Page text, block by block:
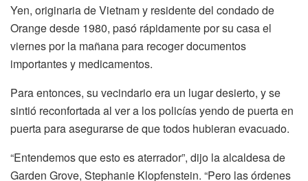
Yen, originaria de Vietnam y residente del condado de
Orange desde 1980, pasó rápidamente por su casa el
viernes por la mañana para recoger documentos
importantes y medicamentos.
Para entonces, su vecindario era un lugar desierto, y se
sintió reconfortada al ver a los policías yendo de puerta en
puerta para asegurarse de que todos hubieran evacuado.
“Entendemos que esto es aterrador”, dijo la alcaldesa de
Garden Grove, Stephanie Klopfenstein. “Pero las órdenes